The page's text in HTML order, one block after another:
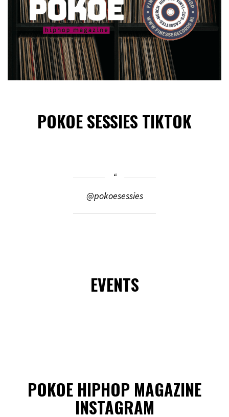
POKOE SESSIES TIKTOK
@pokoesessies
EVENTS
POKOE HIPHOP MAGAZINE
INSTAGRAM